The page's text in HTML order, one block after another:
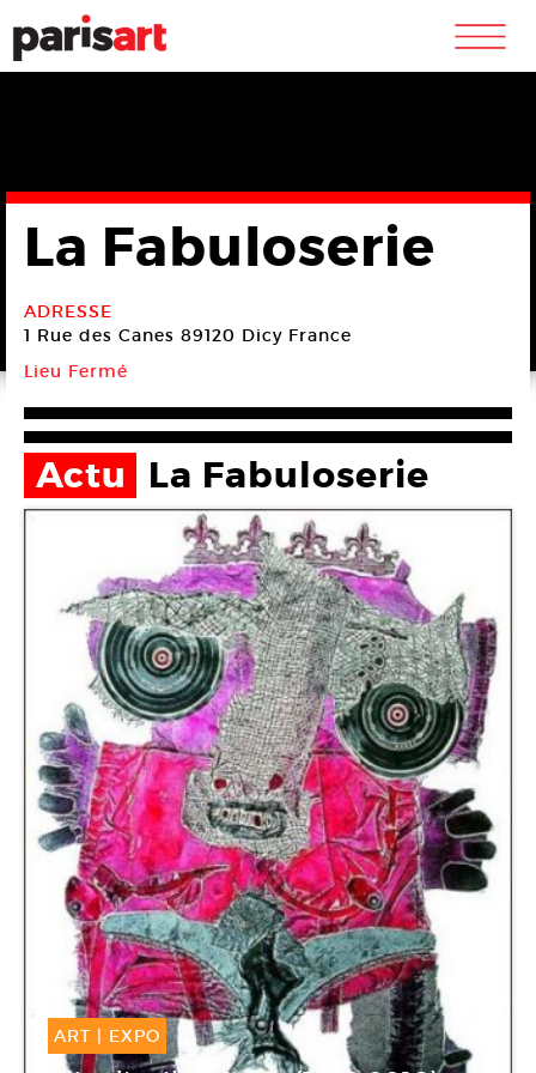
m
La Fabuloserie
ADRESSE
1 Rue des Canes 89120 Dicy France
Lieu Fermé
Actu La Fabuloserie
ART EXPO